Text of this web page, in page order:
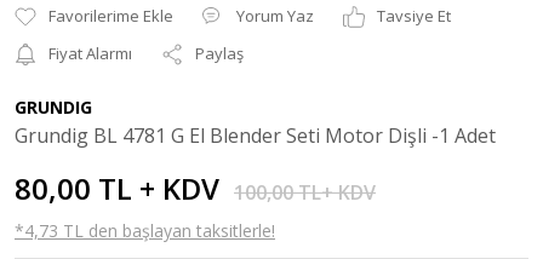
Yorum Yaz
Tavsiye Et
Fiyat Alarmı
Paylaş
GRUNDIG
Grundig BL 4781 G El Blender Seti Motor Dişli -1 Adet
80,00 TL + KDV 100,00 TL+ KDV
*4,73 TL den başlayan taksitlerle!